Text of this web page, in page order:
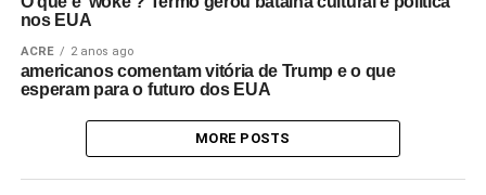
nos EUA
ACRE 2 anos ago
americanos comentam vitória de Trump e o que
esperam para o futuro dos EUA
MORE POSTS